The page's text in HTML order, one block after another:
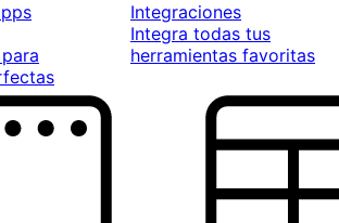
Integraciones
Integra todas tus
herramientas favoritas